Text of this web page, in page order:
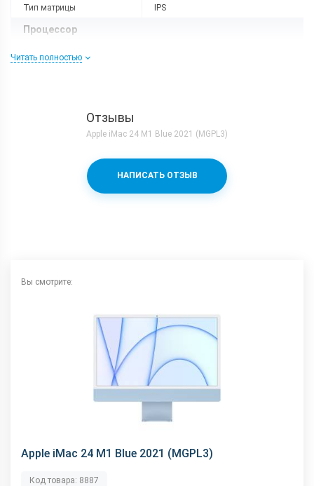
Тип матрицы IPS
Процессор
802.11 a/b/g/n/ac/ax, 2.4+5 ГГц
Читать полностью
Отзывы
Apple iMac 24 M1 Blue 2021 (MGPL3)
НАПИСАТЬ ОТЗЫВ
Вы смотрите:
Apple iMac 24 M1 Blue 2021 (MGPL3)
Код товара: 8887